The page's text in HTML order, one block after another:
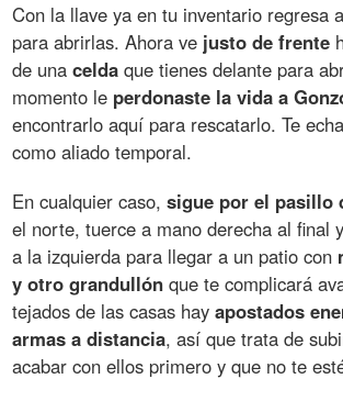
Con la llave ya en tu inventario regresa
para abrirlas. Ahora ve justo de frente
de unacelda que tienes delante para
momento le perdonaste la vida a
encontrarlo aquí para rescatarlo. Te
como aliado temporal.
En cualquier caso,sigue por el pasillo
el norte, tuerce a mano derecha al final
a la izquierda para llegar a un patio con
y otro grandullón que te complicará
tejados de las casas hayapostados
armas a distancia, así que trata de
acabar con ellos primero y que no te